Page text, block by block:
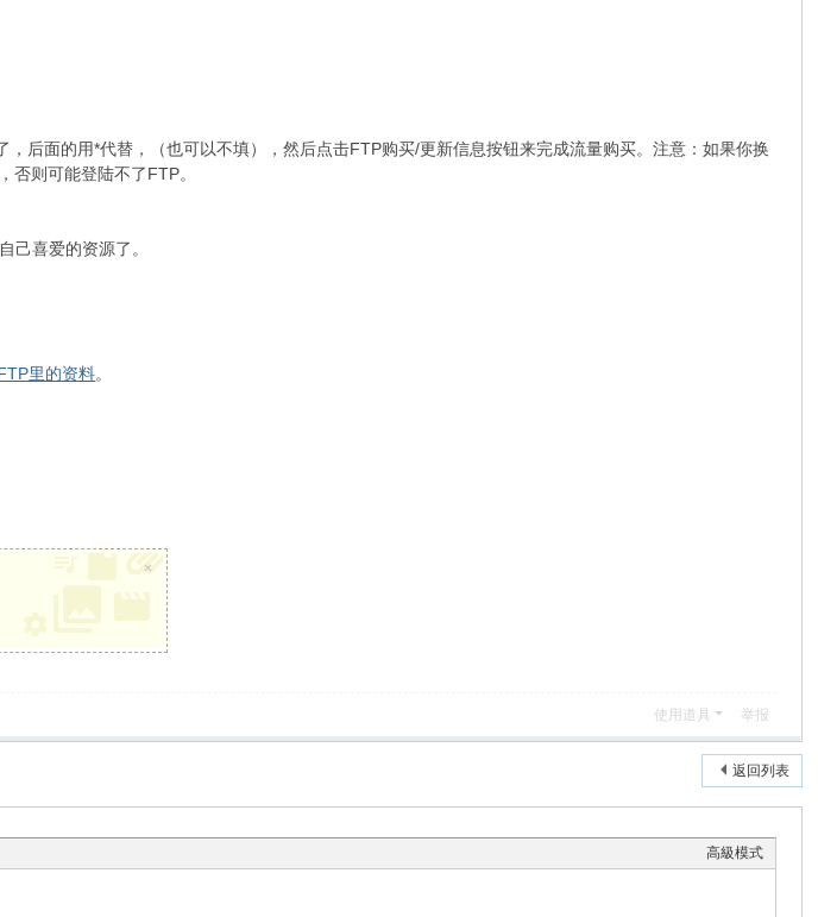
后面的用*代替，（也可以不填），然后点击FTP购买/更新信息按钮来完成流量购买。注意：如果你换
否则可能登陆不了FTP。
己喜爱的资源了。
里的资料。
×
使用道具 举报
返回列表
高級模式